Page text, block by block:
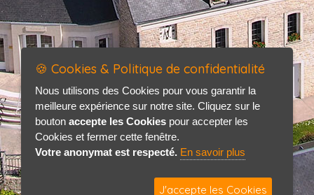
🍪 Cookies & Politique de confidentialité
Nous utilisons des Cookies pour vous garantir la
meilleure expérience sur notre site. Cliquez sur le
bouton accepte les Cookies pour accepter les
Cookies et fermer cette fenêtre.
Votre anonymat est respecté. En savoir plus
J'accepte les Cookies